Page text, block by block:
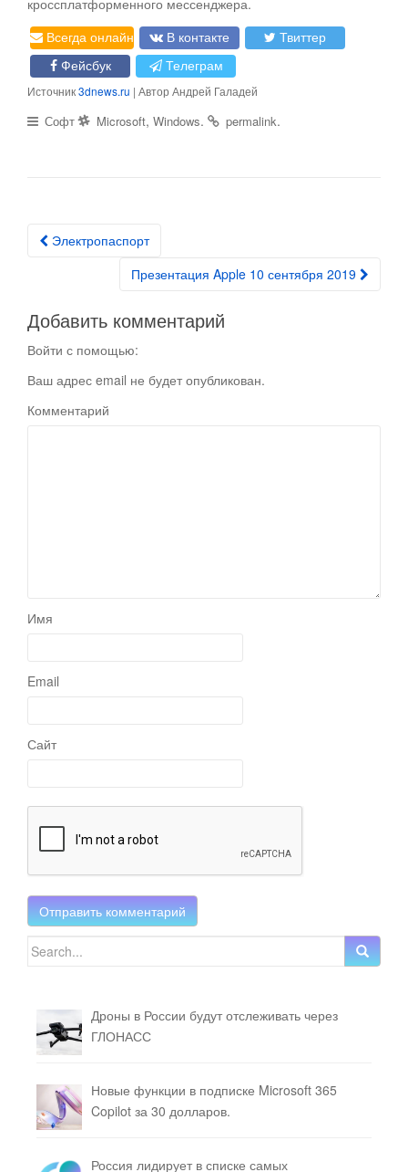
Всегда онлайн
В контакте
Твиттер
Фейсбук
Телеграм
Источник3dnews.ru | Автор Андрей Галадей
Софт Microsoft, Windows. permalink.
Post navigation
Электропаспорт
Презентация Apple 10 сентября 2019
Добавить комментарий
Войти с помощью:
Ваш адрес email не будет опубликован.
Комментарий
Имя
Email
Сайт
Search for:
Дроны в России будут отслеживать через
ГЛОНАСС
Новые функции в подписке Microsoft 365
Copilot за 30 долларов.
Россия лидирует в списке самых